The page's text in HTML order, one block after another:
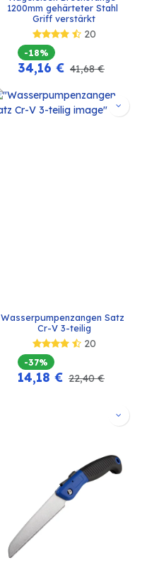
1200mm gehärteter Stahl
Griff verstärkt
20
-18%
34,16 € 41,68€
Wasserpumpenzangen Satz
Cr-V 3-teilig
20
-37%
14,18 € 22,40€